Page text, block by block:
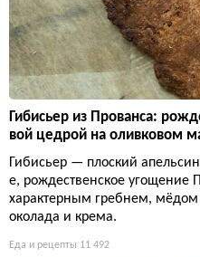
Гибисьер из Прованса:
вой цедрой на оливковом
Гибисьер — плоский
е, рождественское
характерным гребнем,
околада и крема.
Еда и рецепты 11 492